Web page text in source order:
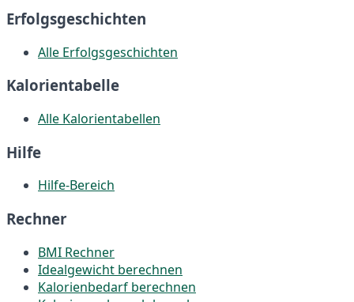
Erfolgsgeschichten
Alle Erfolgsgeschichten
Kalorientabelle
Alle Kalorientabellen
Hilfe
Hilfe-Bereich
Rechner
BMI Rechner
Idealgewicht berechnen
Kalorienbedarf berechnen